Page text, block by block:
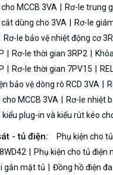
MCCB 3VA Rơ-le trung
dùng cho 3VA
Rơ-le
Rơ-le bảo vệ nhiệt động cơ
Rơ-le thời gian 3RP2
Rơ-le thời gian 7PV15
bảo vệ dòng rò RCD 3VA
MCCB 3VA
Rơ-le nhiệt
kiểu plug-in và kiểu rút kéo
- tủ điện: Phụ kiện cho
Phụ kiện cho tủ điện
gắn mặt tủ
Đồng hồ điện